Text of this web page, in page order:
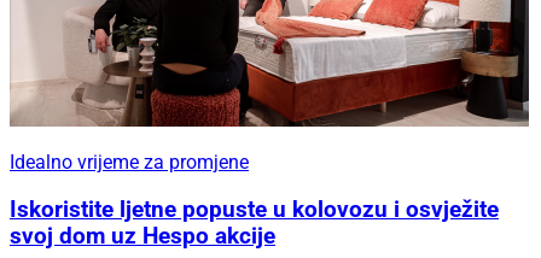
Idealno vrijeme za promjene
Iskoristite ljetne popuste u kolovozu i osvježite
svoj dom uz Hespo akcije